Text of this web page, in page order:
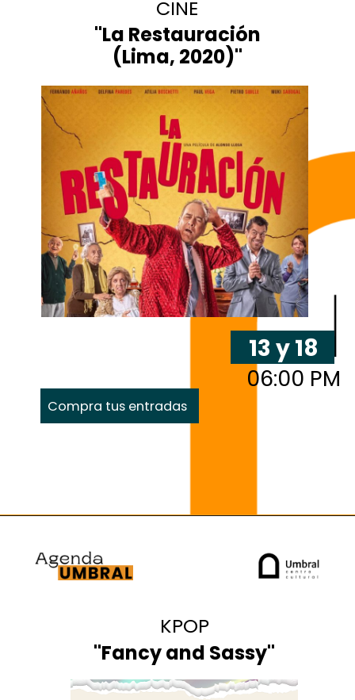
"La Restauración
(Lima, 2020)"
13 y 18
CINE
06:00 PM
Compra tus entradas
"Fancy and Sassy"
KPOP